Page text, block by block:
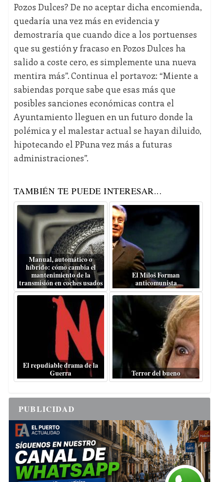
Pozos Dulces? De no aceptar dicha encomienda,
quedaría una vez más en evidencia y
demostraría que cuando dice a los portuenses
que su gestión y fracaso en Pozos Dulces ha
salido a coste cero, es simplemente una nueva
mentira más”. Continua el portavoz: “Miente a
sabiendas porque sabe que esas más que
posibles sanciones económicas contra el
Ayuntamiento lleguen en un futuro donde la
polémica y el malestar actual se hayan diluido,
hipotecando el PPuna vez más a futuras
administraciones”.
TAMBIÉN TE PUEDE INTERESAR...
Manual, automático o
híbrido: cómo cambia el
mantenimiento de la
transmisión en coches usados
El Miloš Forman
anticomunista
El repudiable drama de la
Guerra
Terror del bueno
PUBLICIDAD